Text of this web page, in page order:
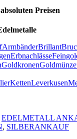
Preisen
ArmbänderBrillant
Erbnachlässe
Goldkronen
KettenLeverkusen
EDELMETALL
, SILBERANKAUF